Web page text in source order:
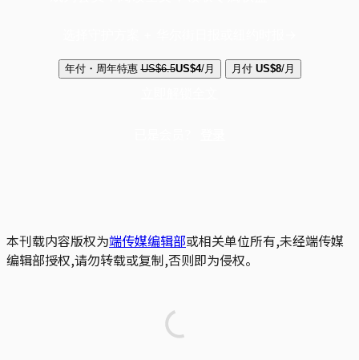
年付・周年特惠 US$6.5US$4/月 月付 US$8/月
本刊载内容版权为端传媒编辑部或相关单位所有,未经端传媒
编辑部授权,请勿转载或复制,否则即为侵权。